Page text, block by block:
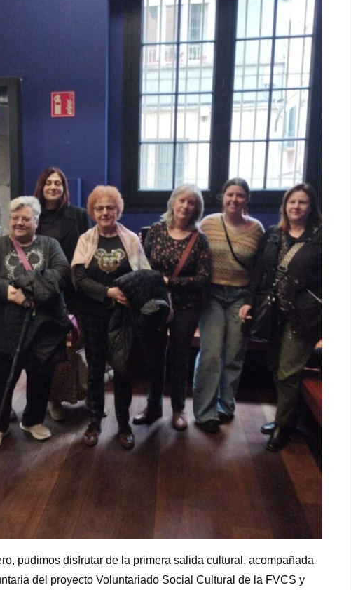
pudimos disfrutar de la primera salida cultural, acompañada
del proyecto Voluntariado Social Cultural de la FVCS y